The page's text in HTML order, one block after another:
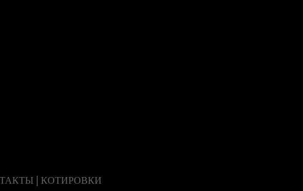
| КОТИРОВКИ